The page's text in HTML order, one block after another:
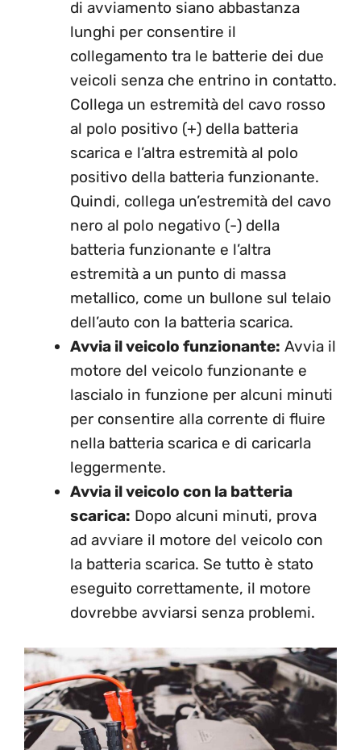
di avviamento siano abbastanza
lunghi per consentire il
collegamento tra le batterie dei due
veicoli senza che entrino in contatto.
Collega un estremità del cavo rosso
al polo positivo (+) della batteria
scarica e l’altra estremità al polo
positivo della batteria funzionante.
Quindi, collega un’estremità del cavo
nero al polo negativo (-) della
batteria funzionante e l’altra
estremità a un punto di massa
metallico, come un bullone sul telaio
dell’auto con la batteria scarica.
Avvia il veicolo funzionante: Avvia il
motore del veicolo funzionante e
lascialo in funzione per alcuni minuti
per consentire alla corrente di fluire
nella batteria scarica e di caricarla
leggermente.
Avvia il veicolo con la batteria
scarica: Dopo alcuni minuti, prova
ad avviare il motore del veicolo con
la batteria scarica. Se tutto è stato
eseguito correttamente, il motore
dovrebbe avviarsi senza problemi.